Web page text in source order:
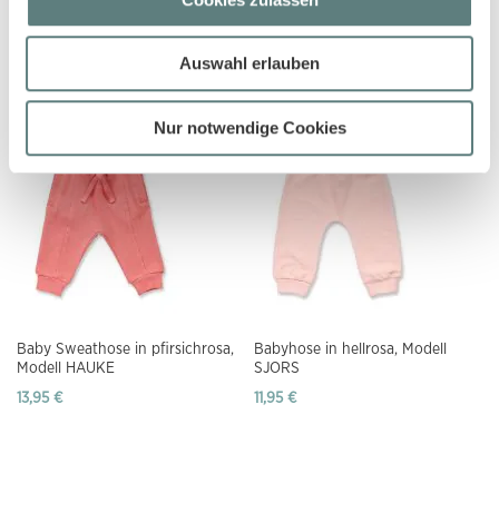
Auswahl erlauben
Nur notwendige Cookies
Baby Sweathose in pfirsichrosa,
Modell HAUKE
13,95 €
Babyhose in hellrosa, Modell
SJORS
11,95 €